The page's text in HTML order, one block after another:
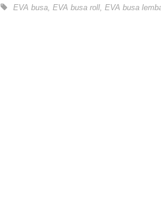
EVA busa, EVA busa roll, EVA busa